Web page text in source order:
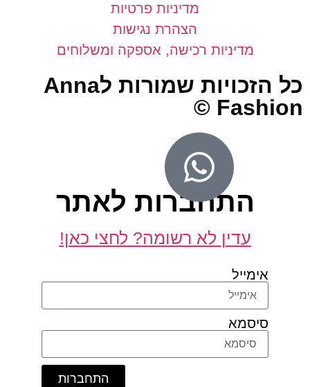
מדיניות פרטיות
הצהרת נגישות
מדיניות רכישה, אספקה ומשלוחים
כל הזכויות שמורות לAnna
התחברות לאתר
עדין לא רשומה? לחצי כאן!
אימייל
סיסמא
התחברות